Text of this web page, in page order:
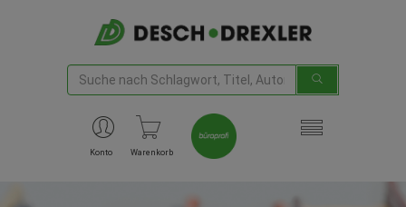
Konto Warenkorb